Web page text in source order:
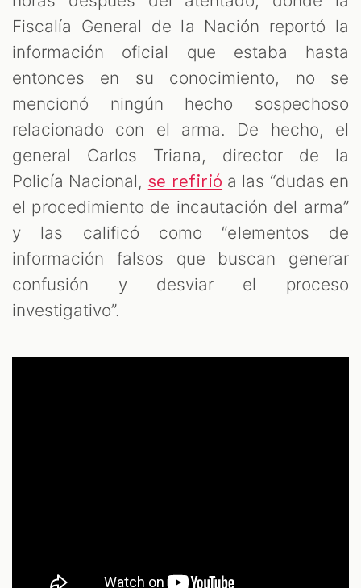
Fiscalía General de la Nación reportó la
información oficial que estaba hasta
entonces en su conocimiento, no se
mencionó ningún hecho sospechoso
relacionado con el arma. De hecho, el
general Carlos Triana, director de la
Policía Nacional, se refirió a las “dudas en
el procedimiento de incautación del arma”
y las calificó como “elementos de
información falsos que buscan generar
confusión y desviar el proceso
investigativo”.